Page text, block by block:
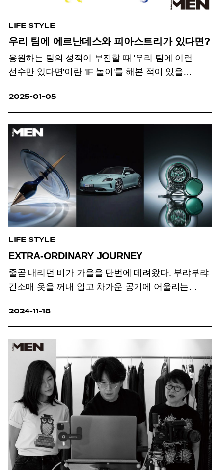
LIFE STYLE
우리 팀에 에르난데스와 피아스트리가 있다면?
응원하는 팀의 성적이 부진할 때 '우리 팀에 이런
선수만 있다면'이란 'IF 놀이'를 해본 적이 있을
0순위 판타지 스타는?
2025-01-05
LIFE STYLE
EXTRA-ORDINARY JOURNEY
줄곧 내리던 비가 가을을 단번에 데려왔다. 부랴부랴
긴소매 옷을 꺼내 입고 차가운 공기에 어울리는
위한 새롭고 아름다운 것에 대한 호기심이
생겨난다면,맨 노블레스가 전하는 비범한 물건을
발견해보시길.
2024-11-18